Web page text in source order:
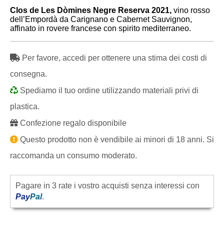
Clos de Les Dòmines Negre Reserva 2021, vino rosso
dell’Empordà da Carignano e Cabernet Sauvignon,
affinato in rovere francese con spirito mediterraneo.
Per favore, accedi per ottenere una stima dei costi di
consegna.
Spediamo il tuo ordine utilizzando materiali privi di
plastica.
Confezione regalo disponibile
Questo prodotto non è vendibile ai minori di 18 anni. Si
raccomanda un consumo moderato.
Pagare in 3 rate i vostro acquisti senza interessi con
PayPal.